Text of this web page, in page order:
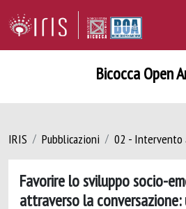
Bicocca Open
IRIS Pubblicazioni 02 - Intervento
Favorire lo sviluppo socio-
attraverso la conversazione: